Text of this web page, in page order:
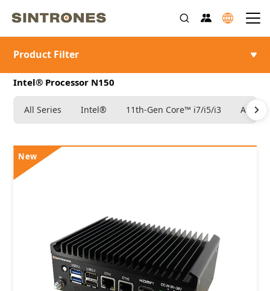
Intel® Processor N150
All Series Intel® 11th-Gen Core™ i7/i5/i3 Atom®
Product Filter
New